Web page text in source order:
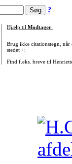
?
Hjælp til Modtager:
Brug ikke citationstegn, når
stedet +:
Find f.eks. breve til